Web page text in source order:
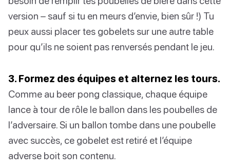
version – sauf si tu en meurs d’envie, bien sûr !) Tu
peux aussi placer tes gobelets sur une autre table
pour qu’ils ne soient pas renversés pendant le jeu.
3. Formez des équipes et alternez les tours.
Comme au beer pong classique, chaque équipe
lance à tour de rôle le ballon dans les poubelles de
l’adversaire. Si un ballon tombe dans une poubelle
avec succès, ce gobelet est retiré et l’équipe
adverse boit son contenu.